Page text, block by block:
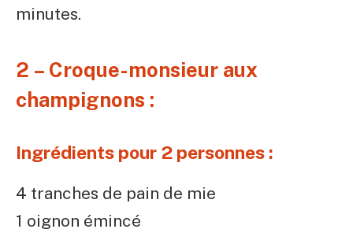
minutes.
2 – Croque-monsieur aux
champignons :
Ingrédients pour 2 personnes :
4 tranches de pain de mie
1 oignon émincé